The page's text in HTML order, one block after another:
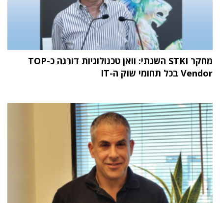
מחקר STKI השנתי: וואן טכנולוגיות דורגה כ-TOP
Vendor בכל תחומי שוק ה-IT